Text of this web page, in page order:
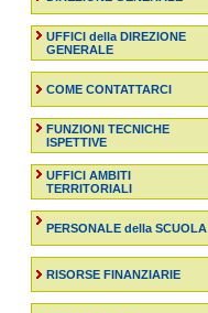
UFFICI della DIREZIONE
GENERALE
COME CONTATTARCI
FUNZIONI TECNICHE
ISPETTIVE
UFFICI AMBITI
TERRITORIALI
PERSONALE della SCUOLA
RISORSE FINANZIARIE